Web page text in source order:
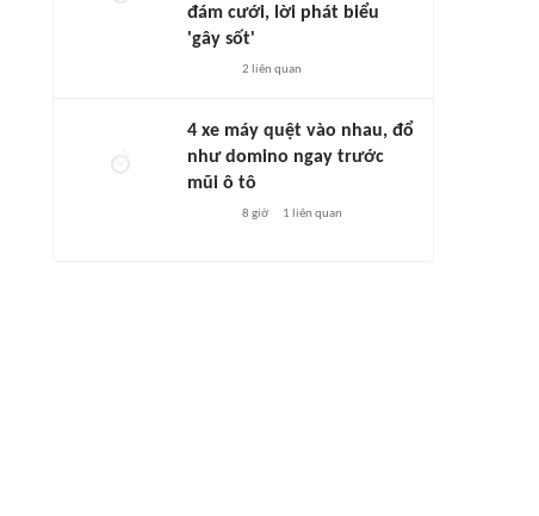
đám cưới, lời phát biểu
'gây sốt'
2 liên quan
4 xe máy quệt vào nhau, đổ
như domino ngay trước
mũi ô tô
8 giờ 1 liên quan